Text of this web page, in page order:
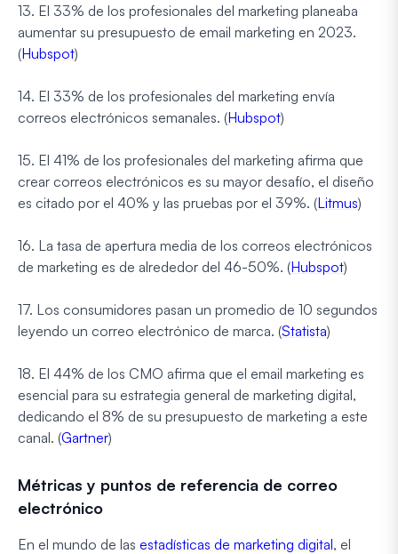
13. El 33% de los profesionales del marketing planeaba
aumentar su presupuesto de email marketing en 2023.
(Hubspot)
14. El 33% de los profesionales del marketing envía
correos electrónicos semanales. (Hubspot)
15. El 41% de los profesionales del marketing afirma que
crear correos electrónicos es su mayor desafío, el diseño
es citado por el 40% y las pruebas por el 39%. (Litmus)
16. La tasa de apertura media de los correos electrónicos
de marketing es de alrededor del 46-50%. (Hubspot)
17. Los consumidores pasan un promedio de 10 segundos
leyendo un correo electrónico de marca. (Statista)
18. El 44% de los CMO afirma que el email marketing es
esencial para su estrategia general de marketing digital,
dedicando el 8% de su presupuesto de marketing a este
canal. (Gartner)
Métricas y puntos de referencia de correo
electrónico
En el mundo de las estadísticas de marketing digital, el